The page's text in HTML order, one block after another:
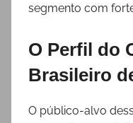
segmento com
O Perfil do
Brasileiro
O público-alvo